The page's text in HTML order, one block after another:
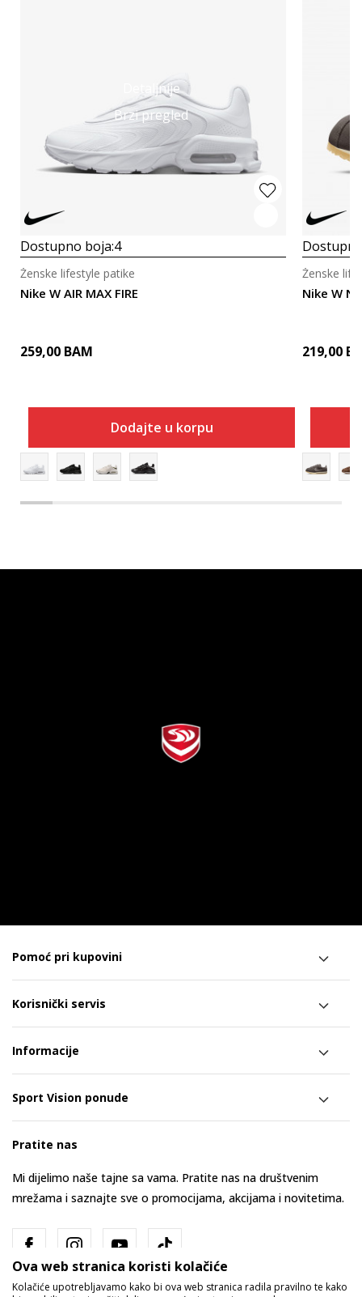
Detaljnije
Brzi pregled
Dostupno boja:4
Nike W AIR MAX FIRE
Ženske lifestyle patike
259,00 BAM
Dodajte u korpu
Nike W
Ženske
219,00
Pomoć pri kupovini
Korisnički servis
Informacije
Sport Vision ponude
Pratite nas
Mi dijelimo naše tajne sa vama. Pratite nas na društvenim
mrežama i saznajte sve o promocijama, akcijama i novitetima.
Ova web stranica koristi kolačiće
Kolačiće upotrebljavamo kako bi ova web stranica radila pravilno te kako